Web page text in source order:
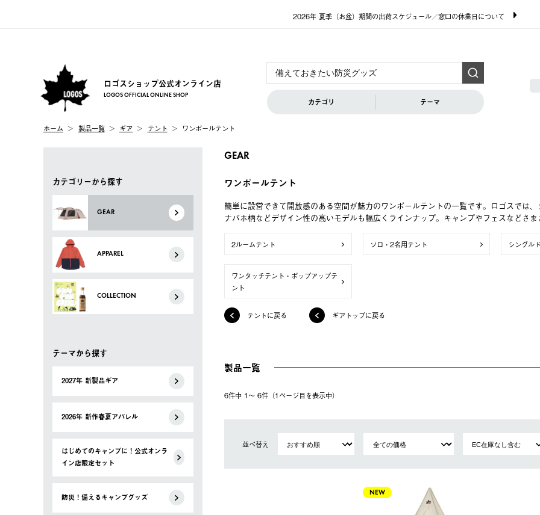
2026年 夏季（お盆）期間の出荷スケジュール／窓口の休業日について
ロゴスショップ公式オンライン店
LOGOS OFFICIAL ONLINE SHOP
カテゴリ テーマ
ホーム 製品一覧 ギア テント ワンポールテント
カテゴリーから探す
GEAR
APPAREL
COLLECTION
テーマから探す
2027年 新製品ギア
2026年 新作春夏アパレル
はじめてのキャンプに！公式オンラ
イン店限定セット
防災！備えるキャンプグッズ
GEAR
ワンポールテント
簡単に設営できて開放感のある空間が魅力のワンポールテントの一覧です。ロゴスでは
ナバホ柄などデザイン性の高いモデルも幅広くラインナップ。キャンプやフェスなどさ
2ルームテント ソロ・2名用テント シングル
ワンタッチテント・ポップアップテ
ント
テントに戻る ギアトップに戻る
製品一覧
6件中 1〜 6件（1ページ⽬を表⽰中）
並べ替え
NEW